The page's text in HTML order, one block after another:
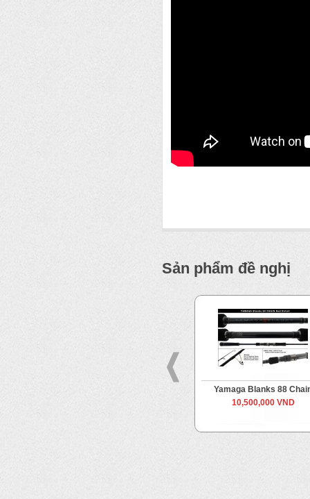
Sản phẩm đề nghị
Yamaga Blanks 88 Chain
10,500,000 VND